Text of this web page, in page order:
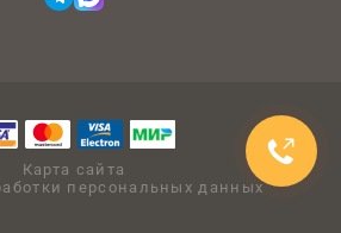
Карта сайта
персональных данных